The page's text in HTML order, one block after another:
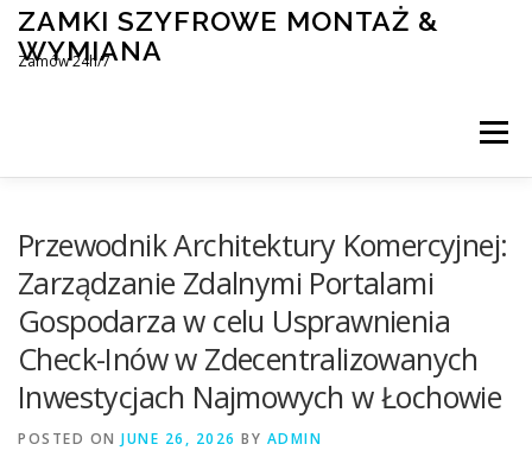
Skip
content
ZAMKI SZYFROWE MONTAŻ &
WYMIANA
Zamów 24h/7
Menu
Przewodnik Architektury Komercyjnej:
Zarządzanie Zdalnymi Portalami
Gospodarza w celu Usprawnienia
Check-Inów w Zdecentralizowanych
Inwestycjach Najmowych w Łochowie
POSTED ON JUNE 26, 2026 BY ADMIN